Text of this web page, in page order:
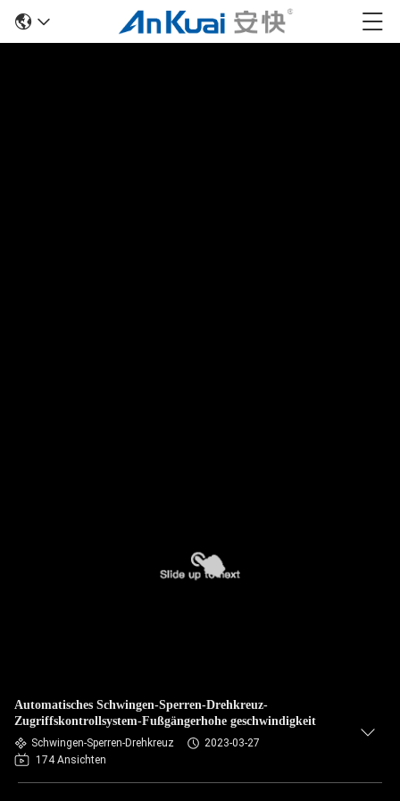
Automatisches Schwingen-Sperren-Drehkreuz-
Zugriffskontrollsystem-Fußgängerhohe geschwindigkeit
Schwingen-Sperren-Drehkreuz
2023-03-27
174 Ansichten